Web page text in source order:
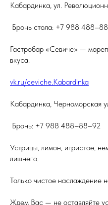
️Кабардинка, ул.
Бронь стола: +7 988
Гастробар «Севиче» —
вкуса.
vk.ru/ceviche.Kabardinka
️Кабардинка, Черноморская
️ Бронь: +7 988 488–88–92
Устрицы, лимон, игристое,
лишнего.
Только чистое наслаждение
Ждем Вас — не оставляйте